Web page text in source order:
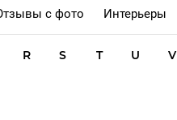
с фото Интерьеры
R S T U V